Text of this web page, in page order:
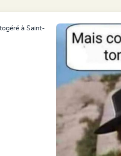
à Saint-